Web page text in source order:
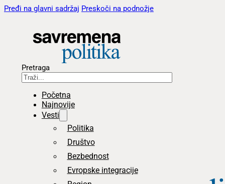
Pređi na glavni sadržaj Preskoči na podnožje
Pretraga
Početna
Najnovije
Vesti
Politika
Društvo
Bezbednost
Evropske integracije